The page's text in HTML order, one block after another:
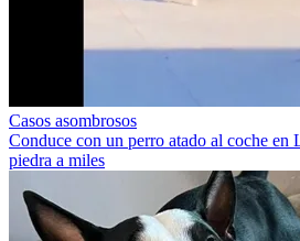
Casos asombrosos
Conduce con un perro atado al coche en
piedra a miles